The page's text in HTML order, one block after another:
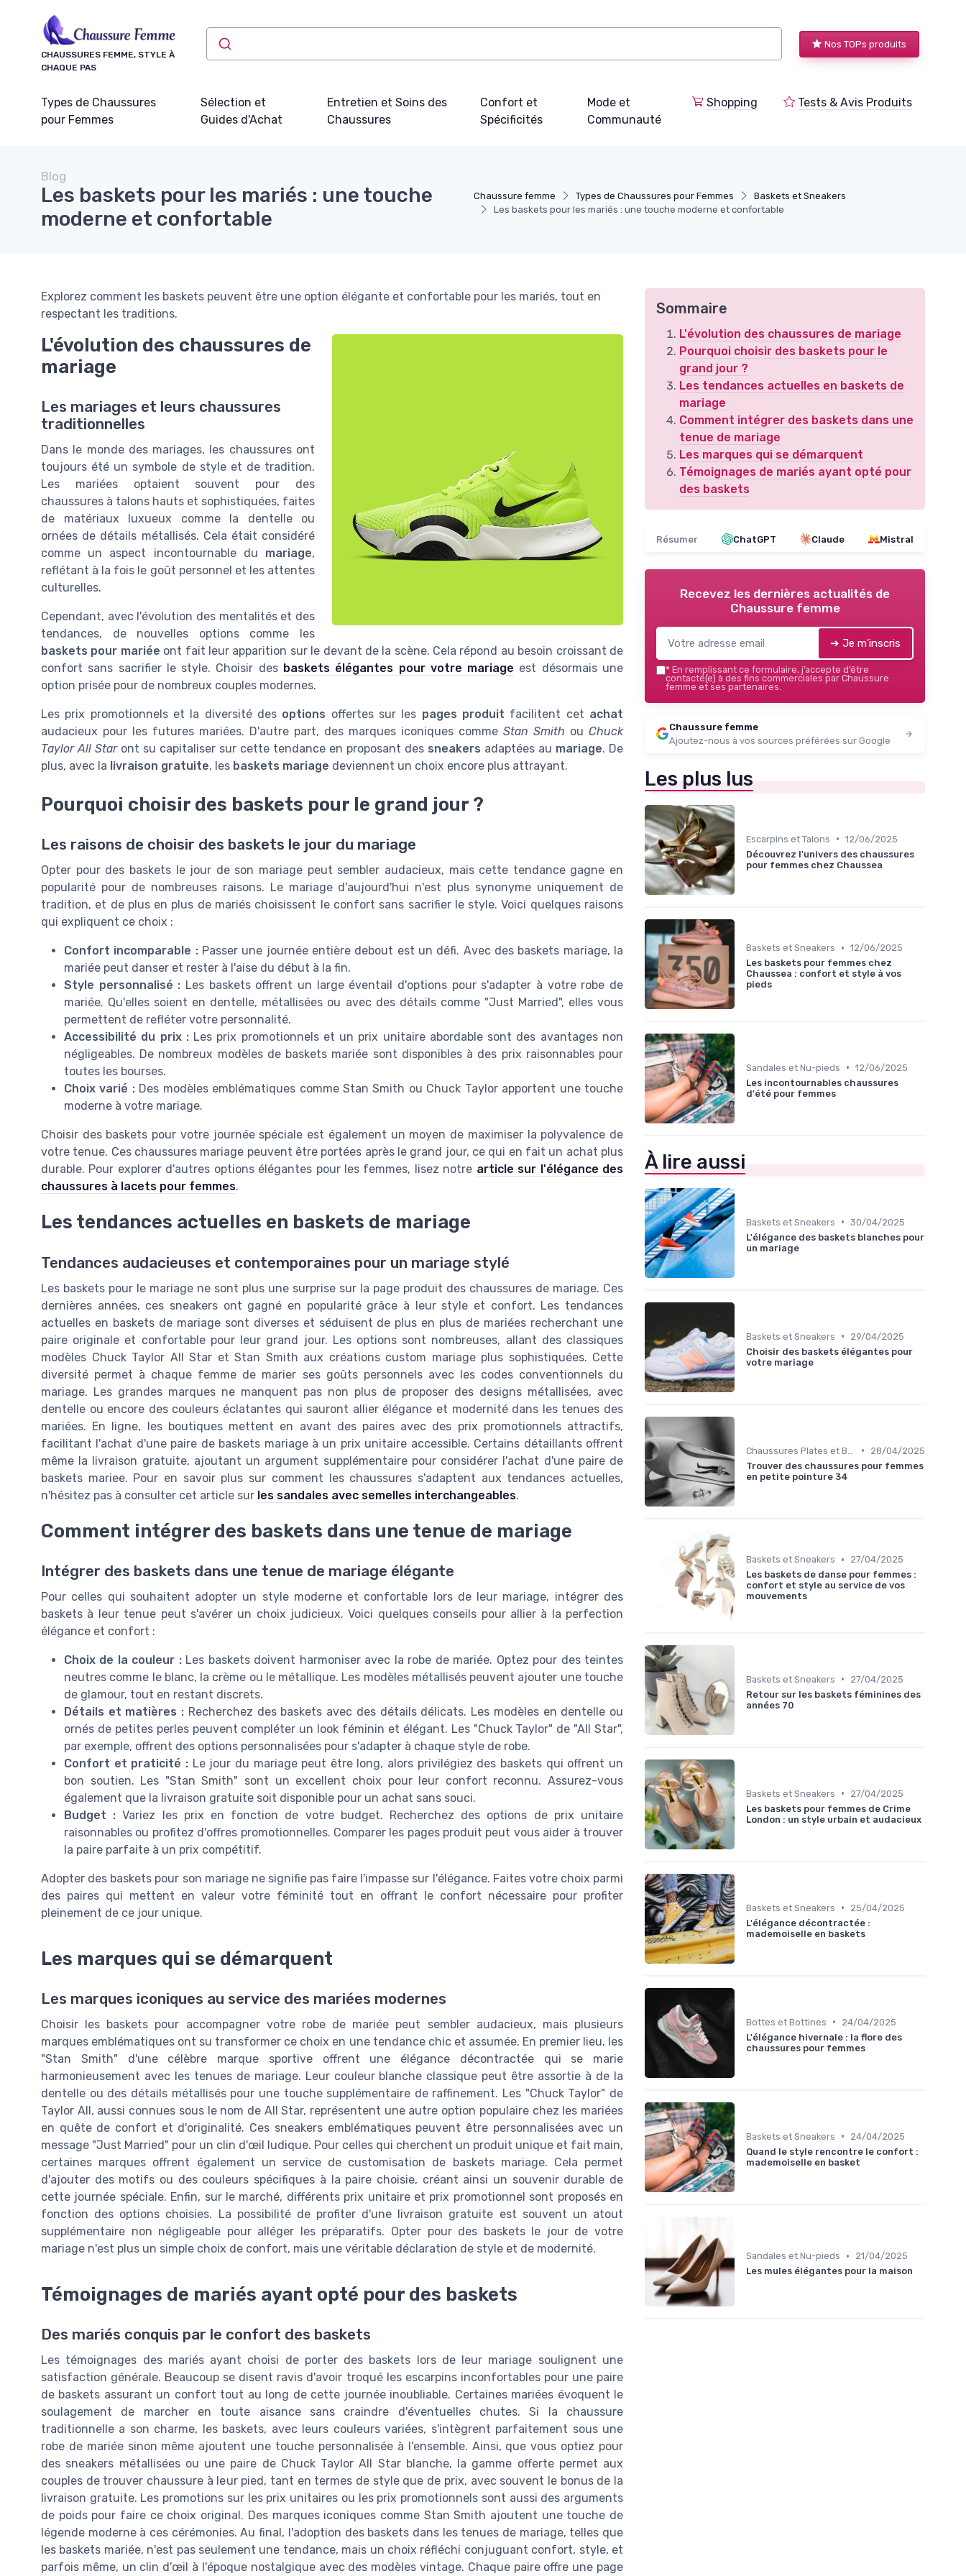
CHAUSSURES FEMME, STYLE À
CHAQUE PAS
Nos TOPs produits
Types de Chaussures
pour Femmes
Sélection et
Guides d'Achat
Entretien et Soins des
Chaussures
Confort et
Spécificités
Mode et
Communauté
Shopping Tests & Avis Produits
Chaussure femme Types de Chaussures pour Femmes
Baskets et Sneakers
Les baskets pour les mariés : une touche moderne et confortable
Blog
Les baskets pour les mariés : une touche
moderne et confortable
Explorez comment les baskets peuvent être une option élégante et confortable pour les mariés, tout en
respectant les traditions.
L'évolution des chaussures de
mariage
Les mariages et leurs chaussures
traditionnelles
Dans le monde des mariages, les chaussures ont
toujours été un symbole de style et de tradition.
Les mariées optaient souvent pour des
chaussures à talons hauts et sophistiquées, faites
de matériaux luxueux comme la dentelle ou
ornées de détails métallisés. Cela était considéré
comme un aspect incontournable du mariage,
reflétant à la fois le goût personnel et les attentes
culturelles.
Cependant, avec l'évolution des mentalités et des
tendances, de nouvelles options comme les
baskets pour mariée ont fait leur apparition sur le devant de la scène. Cela répond au besoin croissant de
confort sans sacrifier le style. Choisir des baskets élégantes pour votre mariage est désormais une
option prisée pour de nombreux couples modernes.
Les prix promotionnels et la diversité des options offertes sur les pages produit facilitent cet achat
audacieux pour les futures mariées. D'autre part, des marques iconiques comme Stan Smith ou Chuck
Taylor All Staront su capitaliser sur cette tendance en proposant des sneakers adaptées au mariage. De
plus, avec la livraison gratuite, les baskets mariage deviennent un choix encore plus attrayant.
Pourquoi choisir des baskets pour le grand jour ?
Les raisons de choisir des baskets le jour du mariage
Opter pour des baskets le jour de son mariage peut sembler audacieux, mais cette tendance gagne en
popularité pour de nombreuses raisons. Le mariage d'aujourd'hui n'est plus synonyme uniquement de
tradition, et de plus en plus de mariés choisissent le confort sans sacrifier le style. Voici quelques raisons
qui expliquent ce choix :
Confort incomparable :Passer une journée entière debout est un défi. Avec des baskets mariage, la
mariée peut danser et rester à l'aise du début à la fin.
Style personnalisé : Les baskets offrent un large éventail d'options pour s'adapter à votre robe de
mariée. Qu'elles soient en dentelle, métallisées ou avec des détails comme "Just Married", elles vous
permettent de refléter votre personnalité.
Accessibilité du prix :Les prix promotionnels et un prix unitaire abordable sont des avantages non
négligeables. De nombreux modèles de baskets mariée sont disponibles à des prix raisonnables pour
toutes les bourses.
Choix varié :Des modèles emblématiques commeStan Smith ou Chuck Taylorapportent une touche
moderne à votre mariage.
Choisir des baskets pour votre journée spéciale est également un moyen de maximiser la polyvalence de
votre tenue. Ces chaussures mariage peuvent être portées après le grand jour, ce qui en fait un achat plus
durable. Pour explorer d'autres options élégantes pour les femmes, lisez notre article sur l'élégance des
chaussures à lacets pour femmes.
Les tendances actuelles en baskets de mariage
Tendances audacieuses et contemporaines pour un mariage stylé
Les baskets pour le mariage ne sont plus une surprise sur la page produit des chaussures de mariage. Ces
dernières années, ces sneakers ont gagné en popularité grâce à leur style et confort. Les tendances
actuelles en baskets de mariage sont diverses et séduisent de plus en plus de mariées recherchant une
paire originale et confortable pour leur grand jour. Les options sont nombreuses, allant des classiques
modèles Chuck Taylor All Star et Stan Smith aux créations custom mariage plus sophistiquées. Cette
diversité permet à chaque femme de marier ses goûts personnels avec les codes conventionnels du
mariage. Les grandes marques ne manquent pas non plus de proposer des designs métallisées, avec
dentelle ou encore des couleurs éclatantes qui sauront allier élégance et modernité dans les tenues des
mariées. En ligne, les boutiques mettent en avant des paires avec des prix promotionnels attractifs,
facilitant l'achat d'une paire de baskets mariage à un prix unitaire accessible. Certains détaillants offrent
même la livraison gratuite, ajoutant un argument supplémentaire pour considérer l'achat d'une paire de
baskets mariee. Pour en savoir plus sur comment les chaussures s'adaptent aux tendances actuelles,
n'hésitez pas à consulter cet article sur les sandales avec semelles interchangeables.
Comment intégrer des baskets dans une tenue de mariage
Intégrer des baskets dans une tenue de mariage élégante
Pour celles qui souhaitent adopter un style moderne et confortable lors de leur mariage, intégrer des
baskets à leur tenue peut s'avérer un choix judicieux. Voici quelques conseils pour allier à la perfection
élégance et confort :
Choix de la couleur :Les baskets doivent harmoniser avec la robe de mariée. Optez pour des teintes
neutres comme le blanc, la crème ou le métallique. Les modèles métallisés peuvent ajouter une touche
de glamour, tout en restant discrets.
Détails et matières : Recherchez des baskets avec des détails délicats. Les modèles en dentelle ou
ornés de petites perles peuvent compléter un look féminin et élégant. Les "Chuck Taylor" de "All Star",
par exemple, offrent des options personnalisées pour s'adapter à chaque style de robe.
Confort et praticité :Le jour du mariage peut être long, alors privilégiez des baskets qui offrent un
bon soutien. Les "Stan Smith" sont un excellent choix pour leur confort reconnu. Assurez-vous
également que la livraison gratuite soit disponible pour un achat sans souci.
Budget : Variez les prix en fonction de votre budget. Recherchez des options de prix unitaire
raisonnables ou profitez d'offres promotionnelles. Comparer les pages produit peut vous aider à trouver
la paire parfaite à un prix compétitif.
Adopter des baskets pour son mariage ne signifie pas faire l'impasse sur l'élégance. Faites votre choix parmi
des paires qui mettent en valeur votre féminité tout en offrant le confort nécessaire pour profiter
pleinement de ce jour unique.
Les marques qui se démarquent
Les marques iconiques au service des mariées modernes
Choisir les baskets pour accompagner votre robe de mariée peut sembler audacieux, mais plusieurs
marques emblématiques ont su transformer ce choix en une tendance chic et assumée. En premier lieu, les
"Stan Smith" d'une célèbre marque sportive offrent une élégance décontractée qui se marie
harmonieusement avec les tenues de mariage. Leur couleur blanche classique peut être assortie à de la
dentelle ou des détails métallisés pour une touche supplémentaire de raffinement. Les "Chuck Taylor" de
Taylor All, aussi connues sous le nom de All Star, représentent une autre option populaire chez les mariées
en quête de confort et d'originalité. Ces sneakers emblématiques peuvent être personnalisées avec un
message "Just Married" pour un clin d'œil ludique. Pour celles qui cherchent un produit unique et fait main,
certaines marques offrent également un service de customisation de baskets mariage. Cela permet
d'ajouter des motifs ou des couleurs spécifiques à la paire choisie, créant ainsi un souvenir durable de
cette journée spéciale. Enfin, sur le marché, différents prix unitaire et prix promotionnel sont proposés en
fonction des options choisies. La possibilité de profiter d'une livraison gratuite est souvent un atout
supplémentaire non négligeable pour alléger les préparatifs. Opter pour des baskets le jour de votre
mariage n'est plus un simple choix de confort, mais une véritable déclaration de style et de modernité.
Témoignages de mariés ayant opté pour des baskets
Des mariés conquis par le confort des baskets
Les témoignages des mariés ayant choisi de porter des baskets lors de leur mariage soulignent une
satisfaction générale. Beaucoup se disent ravis d'avoir troqué les escarpins inconfortables pour une paire
de baskets assurant un confort tout au long de cette journée inoubliable. Certaines mariées évoquent le
soulagement de marcher en toute aisance sans craindre d'éventuelles chutes. Si la chaussure
traditionnelle a son charme, les baskets, avec leurs couleurs variées, s'intègrent parfaitement sous une
robe de mariée sinon même ajoutent une touche personnalisée à l'ensemble. Ainsi, que vous optiez pour
des sneakers métallisées ou une paire de Chuck Taylor All Star blanche, la gamme offerte permet aux
couples de trouver chaussure à leur pied, tant en termes de style que de prix, avec souvent le bonus de la
livraison gratuite. Les promotions sur les prix unitaires ou les prix promotionnels sont aussi des arguments
de poids pour faire ce choix original. Des marques iconiques comme Stan Smith ajoutent une touche de
légende moderne à ces cérémonies. Au final, l'adoption des baskets dans les tenues de mariage, telles que
les baskets mariée, n'est pas seulement une tendance, mais un choix réfléchi conjuguant confort, style, et
parfois même, un clin d'œil à l'époque nostalgique avec des modèles vintage. Chaque paire offre une page
Sommaire
L'évolution des chaussures de mariage
Pourquoi choisir des baskets pour le
grand jour ?
Les tendances actuelles en baskets de
mariage
Comment intégrer des baskets dans une
tenue de mariage
Les marques qui se démarquent
Témoignages de mariés ayant opté pour
des baskets
Résumer ChatGPT Claude Mistral
Recevez les dernières actualités de
Chaussure femme
➔ Je m'inscris
* En remplissant ce formulaire, j’accepte d’être
contacté(e) à des fins commerciales par Chaussure
femme et ses partenaires.
Chaussure femme
Ajoutez-nous à vos sources préférées sur Google
Les plus lus
Escarpins et Talons • 12/06/2025
Découvrez l'univers des chaussures
pour femmes chez Chaussea
Baskets et Sneakers • 12/06/2025
Les baskets pour femmes chez
Chaussea : confort et style à vos
pieds
Sandales et Nu-pieds • 12/06/2025
Les incontournables chaussures
d'été pour femmes
À lire aussi
Baskets et Sneakers • 30/04/2025
L'élégance des baskets blanches pour
un mariage
Baskets et Sneakers •
29/04/2025
Choisir des baskets élégantes pour
votre mariage
•
28/04/2025
Trouver des chaussures pour femmes
en petite pointure 34
Baskets et Sneakers •
27/04/2025
Les baskets de danse pour femmes :
confort et style au service de vos
mouvements
Baskets et Sneakers •
27/04/2025
Retour sur les baskets féminines des
années 70
Baskets et Sneakers •
27/04/2025
Les baskets pour femmes de Crime
London : un style urbain et audacieux
Baskets et Sneakers •
25/04/2025
L'élégance décontractée :
mademoiselle en baskets
Bottes et Bottines •
24/04/2025
L'élégance hivernale : la flore des
chaussures pour femmes
Baskets et Sneakers •
24/04/2025
Quand le style rencontre le confort :
mademoiselle en basket
Sandales et Nu-pieds •
21/04/2025
Les mules élégantes pour la maison